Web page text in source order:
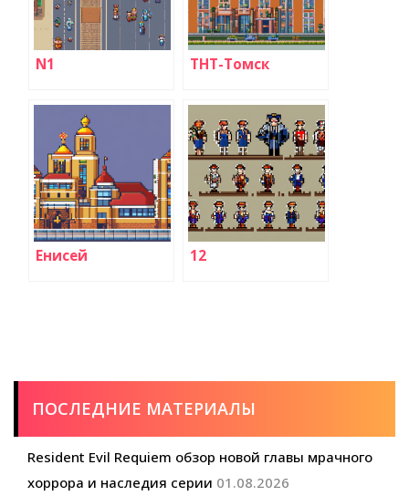
N1 ТНТ-Томск
Енисей 12
ПОСЛЕДНИЕ МАТЕРИАЛЫ
Resident Evil Requiem обзор новой главы мрачного
хоррора и наследия серии 01.08.2026